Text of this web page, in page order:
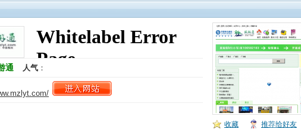
通 人气 ：
收藏 推荐给好友